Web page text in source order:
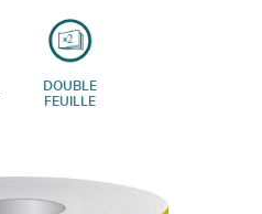
DOUBLE
FEUILLE